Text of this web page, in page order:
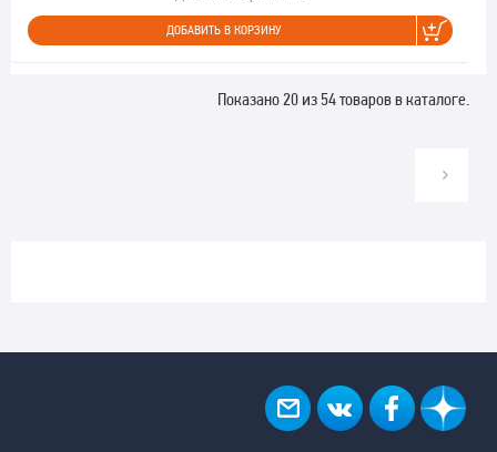
ДОБАВИТЬ В КОРЗИНУ
Показано 20 из 54 товаров в каталоге.